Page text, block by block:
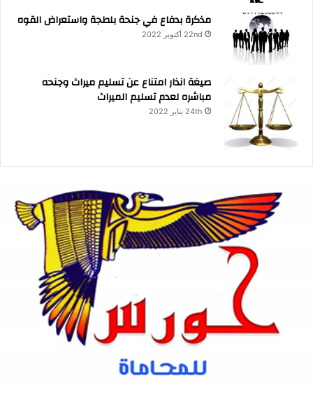
مذكرة بدفاع في جنحة بلطجة واستعراض القوه
22nd أكتوبر 2022
صيغة انذار امتناع عن تسليم ميراث وجنحه
مباشره لعدم تسليم الميراث
24th يناير 2022